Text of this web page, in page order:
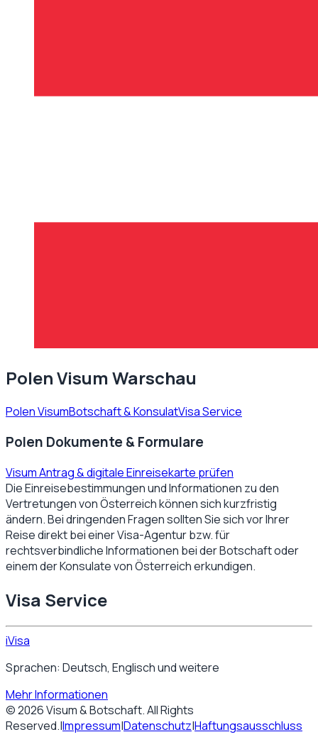
Polen Visum Warschau
Polen VisumBotschaft & KonsulatVisa Service
Polen Dokumente & Formulare
Visum Antrag & digitale Einreisekarte prüfen
Die Einreisebestimmungen und Informationen zu den
Vertretungen vonÖsterreichkönnen sich kurzfristig
ändern. Bei dringenden Fragen sollten Sie sich vor Ihrer
Reise direkt bei einer Visa-Agentur bzw. für
rechtsverbindliche Informationen bei der Botschaft oder
einem der Konsulate vonÖsterreicherkundigen.
Visa Service
iVisa
Sprachen: Deutsch, Englisch und weitere
Mehr Informationen
©2026Visum & Botschaft. All Rights
Reserved.|Impressum|Datenschutz|Haftungsausschluss